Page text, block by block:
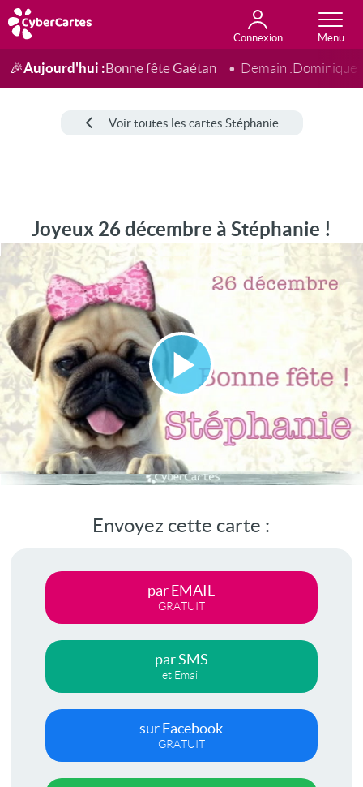
Connexion
Anniversaire
Fête du jour
Amour
Amitié
Merci
Toutes les cartes
🎉Aujourd'hui :Bonne fête Gaétan Demain :Dominique
Voir toutes les cartes Stéphanie
Joyeux 26 décembre à Stéphanie !
Lire
la
vidéo
Envoyez cette carte :
par EMAIL
GRATUIT
par SMS
et Email
sur Facebook
GRATUIT